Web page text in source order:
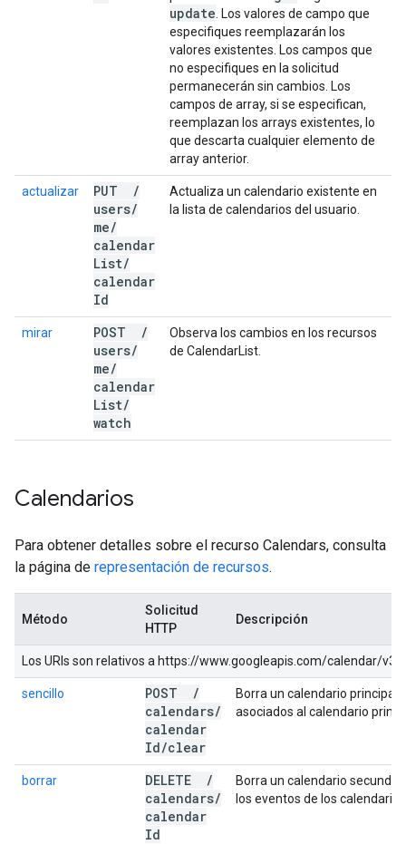
update . Los valores de campo que
especifiques reemplazarán los
valores existentes. Los campos que
no especifiques en la solicitud
permanecerán sin cambios. Los
campos de array, si se especifican,
reemplazan los arrays existentes, lo
que descarta cualquier elemento de
array anterior.
actualizar PUT
/
users/
me/
calendar
List/
calendar
Id
Actualiza un calendario existente en
la lista de calendarios del usuario.
mirar POST
/
users/
me/
calendar
List/
watch
Observa los cambios en los recursos
de CalendarList.
Calendarios
Para obtener detalles sobre el recurso Calendars, consulta
la página de representación de recursos.
Método
Solicitud
HTTP
Descripción
Los URIs son relativos a https://www.googleapis.com/calendar/v3,
sencillo POST
/
calendars/
calendar
Id/clear
Borra un calendario
asociados al calendario
borrar DELETE
/
calendars/
calendar
Id
Borra un calendario
los eventos de los